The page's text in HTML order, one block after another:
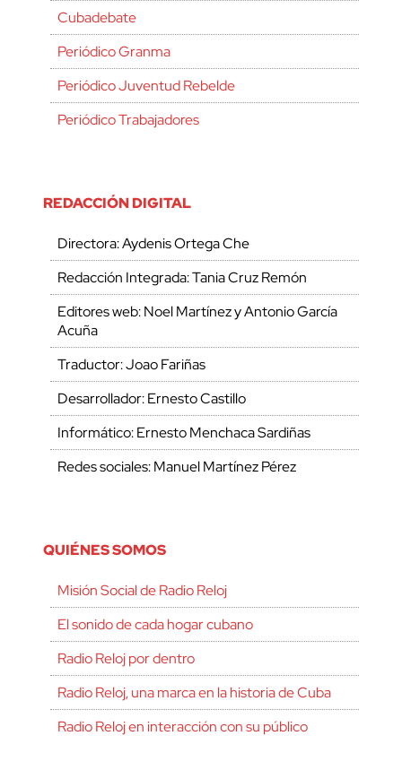
Cubadebate
Periódico Granma
Periódico Juventud Rebelde
Periódico Trabajadores
REDACCIÓN DIGITAL
Directora: Aydenis Ortega Che
Redacción Integrada: Tania Cruz Remón
Editores web: Noel Martínez y Antonio García
Acuña
Traductor: Joao Fariñas
Desarrollador: Ernesto Castillo
Informático: Ernesto Menchaca Sardiñas
Redes sociales: Manuel Martínez Pérez
QUIÉNES SOMOS
Misión Social de Radio Reloj
El sonido de cada hogar cubano
Radio Reloj por dentro
Radio Reloj, una marca en la historia de Cuba
Radio Reloj en interacción con su público